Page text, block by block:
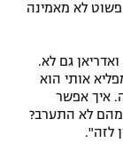
פשוט לא מאמינה
גם לא.
אותי הוא
איך אפשר
מהם לא התערב?
לזה".